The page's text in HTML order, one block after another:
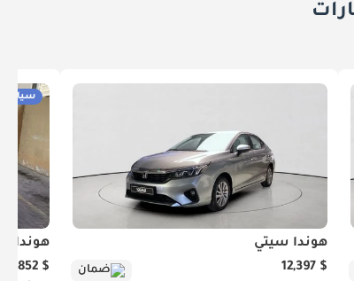
هوندا سيتي
$ 12,397
ضمان
هوندا
$ 1,852